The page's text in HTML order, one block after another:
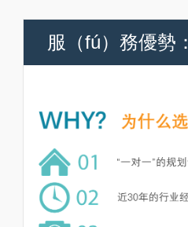
服（fú）務優勢：